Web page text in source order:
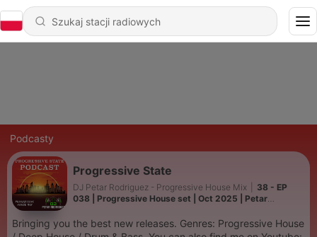
Podcasty
Progressive State
DJ Petar Rodriguez - Progressive House Mix
38 - EP
038 | Progressive House set | Oct 2025 | Petar
Bringing you the best new releases. Genres: Progressive House